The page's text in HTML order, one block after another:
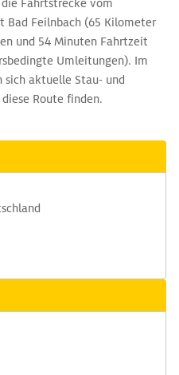
Fahrtstrecke vom
Bad Feilnbach (65 Kilometer
und 54 Minuten Fahrtzeit
Umleitungen). Im
sich aktuelle Stau- und
Route finden.